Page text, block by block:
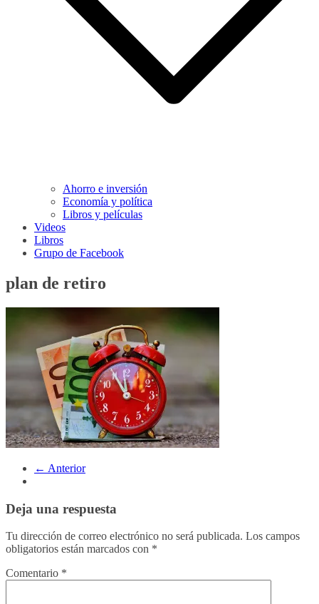
Ahorro e inversión
Economía y política
Libros y películas
Videos
Libros
Grupo de Facebook
plan de retiro
← Anterior
Deja una respuesta
Tu dirección de correo electrónico no será publicada. Los campos
obligatorios están marcados con *
Comentario *